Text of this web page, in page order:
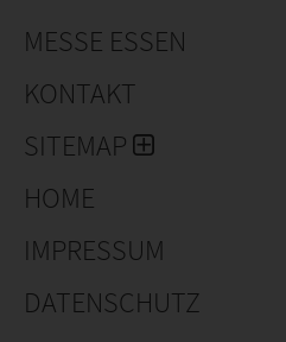
MESSE ESSEN
KONTAKT
SITEMAP
HOME
IMPRESSUM
DATENSCHUTZ